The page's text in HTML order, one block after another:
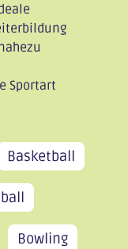
Sportart
Basketball
Bowling